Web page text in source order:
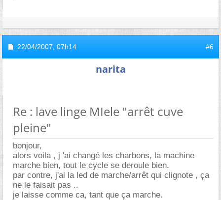
22/04/2007, 07h14 #6
narita
Re : lave linge MIele "arrêt cuve
pleine"
bonjour,
alors voila , j 'ai changé les charbons, la machine
marche bien, tout le cycle se deroule bien.
par contre, j'ai la led de marche/arrêt qui clignote , ça
ne le faisait pas ..
je laisse comme ca, tant que ça marche.